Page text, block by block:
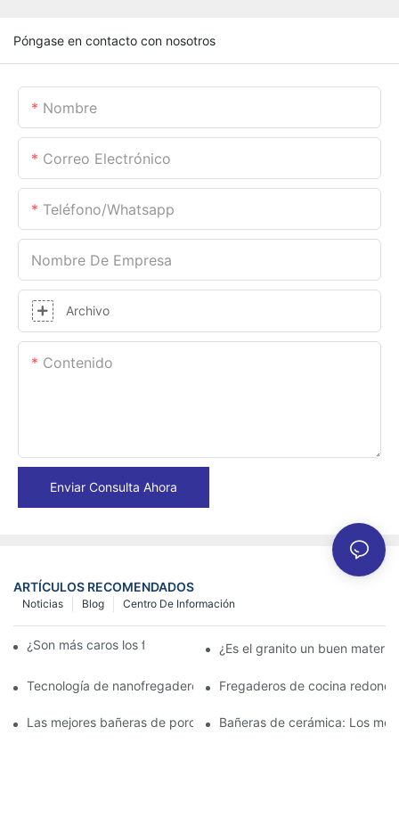
Póngase en contacto con nosotros
Nombre
Correo Electrónico
Teléfono/whatsapp
Nombre De Empresa
Archivo
Contenido
Enviar Consulta Ahora
ARTÍCULOS RECOMENDADOS
Centro De Información
Blog
Noticias
¿Son más caros los fregaderos de granito?¿Es el granito un buen
Tecnología de nanofregaderos: lo que los propietarios deben
Fregaderos de cocina
Las mejores bañeras de porcelana para un baño clásico
Bañeras de cerámica: Los